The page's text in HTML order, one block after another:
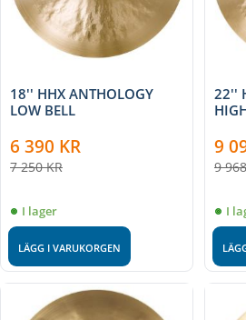
18'' HHX ANTHOLOGY
LOW BELL
6 390 KR
7 250KR
I lager
LÄGG I VARUKORGEN
22''
9
9 968
I